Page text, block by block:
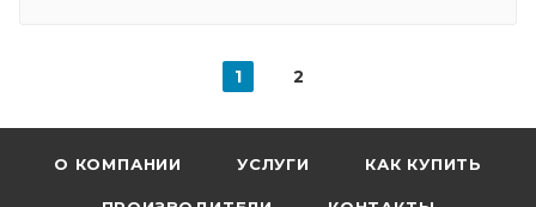
1 2
О КОМПАНИИ УСЛУГИ КАК КУПИТЬ